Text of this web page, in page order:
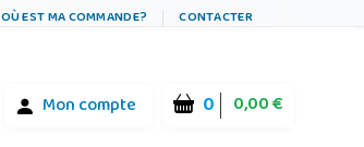
OÙ EST MA COMMANDE? CONTACTER
Mon compte 0 0,00 €